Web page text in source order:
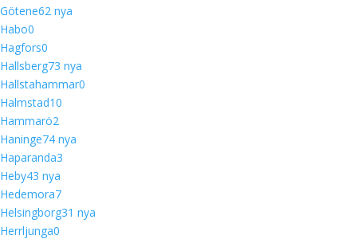
Götene62 nya
Habo0
Hagfors0
Hallsberg73 nya
Hallstahammar0
Halmstad10
Hammarö2
Haninge74 nya
Haparanda3
Heby43 nya
Hedemora7
Helsingborg31 nya
Herrljunga0